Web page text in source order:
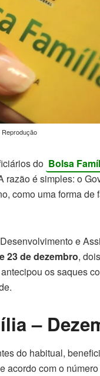
Reprodução
do Bolsa
razão é simples: o
como uma forma
e
23 de dezembro,
os saques
–
do habitual,
acordo com o